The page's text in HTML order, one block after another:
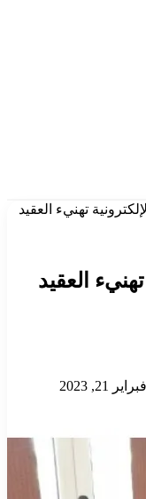
تهنيء العقيد
العقيد
فبراير 21, 2023